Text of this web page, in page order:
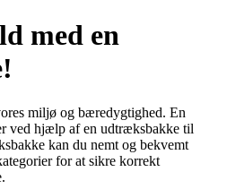
med en
miljø og bæredygtighed. En
ved hjælp af en udtræksbakke til
kan du nemt og bekvemt
for at sikre korrekt